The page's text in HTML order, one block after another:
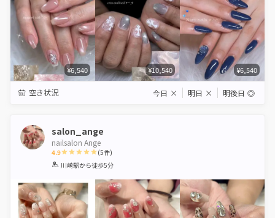
¥6,540 ¥10,540 ¥6,540
空き状況 今日 × 明日 × 明後日 ◎
salon_ange
nailsalon Ange
4.9
1 2 3 4 5
(5件)
川崎駅から徒歩5分